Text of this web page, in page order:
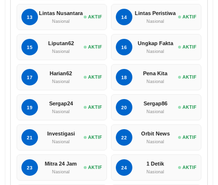
13
Lintas Nusantara
Nasional
AKTIF 14
Lintas Peristiwa
Nasional
AKTIF
15
Liputan62
Nasional
AKTIF 16
Ungkap Fakta
Nasional
AKTIF
17
Harian62
Nasional
AKTIF 18
Pena Kita
Nasional
AKTIF
19
Sergap24
Nasional
AKTIF 20
Sergap86
Nasional
AKTIF
21
Investigasi
Nasional
AKTIF 22
Orbit News
Nasional
AKTIF
23
Mitra 24 Jam
Nasional
AKTIF 24
1 Detik
Nasional
AKTIF